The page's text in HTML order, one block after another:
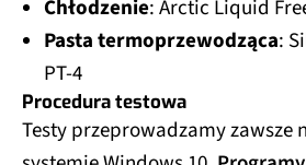
Chłodzenie: Arctic Liquid
Pasta termoprzewodząca:
PT-4
Procedura testowa
Testy przeprowadzamy zawsze